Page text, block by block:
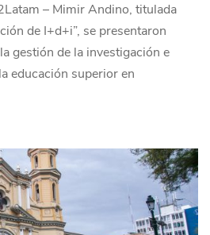
– Mimir Andino, titulada
de I+d+i”, se presentaron
gestión de la investigación e
educación superior en